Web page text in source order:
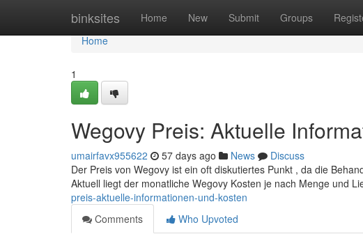
binksites Home New Submit Groups
Home
Home
1
Wegovy Preis: Aktuelle
umairfavx955622 57 days ago News
Discuss
Der Preis von Wegovy ist ein oft diskutiertes Punkt , da die
Aktuell liegt der monatliche Wegovy Kosten je nach Menge und
preis-aktuelle-informationen-und-kosten
Comments
Who Upvoted